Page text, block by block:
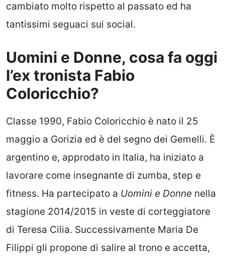
cambiato molto rispetto al passato ed ha
tantissimi seguaci sui social.
Uomini e Donne, cosa fa oggi
l’ex tronista Fabio
Coloricchio?
Classe 1990, Fabio Coloricchio è nato il 25
maggio a Gorizia ed è del segno dei Gemelli. È
argentino e, approdato in Italia, ha iniziato a
lavorare come insegnante di zumba, step e
fitness. Ha partecipato a Uomini e Donne nella
stagione 2014/2015 in veste di corteggiatore
di Teresa Cilia. Successivamente Maria De
Filippi gli propone di salire al trono e accetta,